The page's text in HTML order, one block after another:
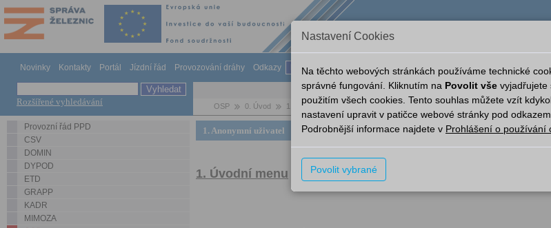
Novinky Kontakty Portál Jízdní řád Provozování dráhy Odkazy Nápověda Provozní aplikace Aplikace Nový Portál
Rozšířené vyhledávání OSP 0. Úvod 1. Anonymní uživatel
Provozní řád PPD
CSV
DOMIN
DYPOD
ETD
GRAPP
KADR
MIMOZA
1. Anonymní uživatel
1. Úvodní menu
Nastavení Cookies
Na těchto webových stránkách používáme technické
správné fungování. Kliknutím na Povolit vše vyjadřujete
použitím všech cookies. Tento souhlas můžete vzít
nastavení upravit v patičce webové stránky pod odkazem
Podrobnější informace najdete v Prohlášení o používání
Povolit vybrané